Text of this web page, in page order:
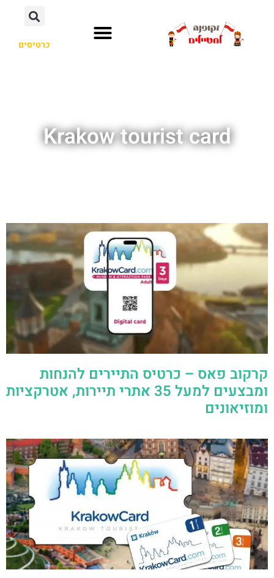
כרטיסים
Krakow tourist card
קרקוב פאס – כרטיס התיירים להנחות
ומבצעים למעל 35 אתרי תיירות, אטרקציות
ומוזיאונים